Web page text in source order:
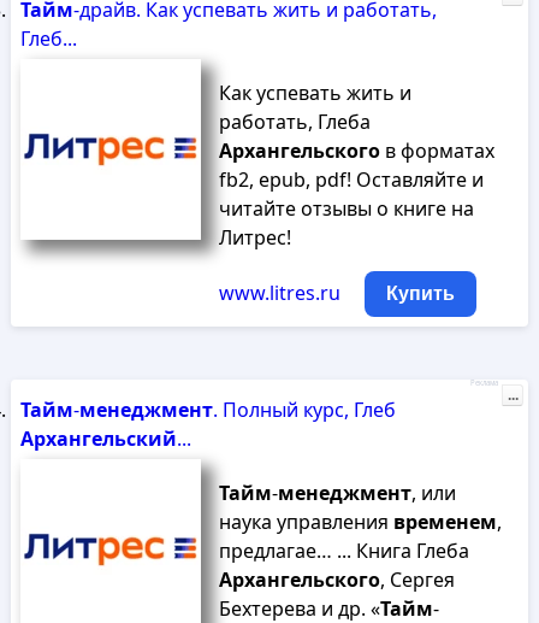
Тайм-драйв. Как успевать жить и работать,
Глеб...
Как успевать жить и
работать, Глеба
Архангельскогов форматах
fb2, epub, pdf! Оставляйте и
читайте отзывы о книге на
Литрес!
www.litres.ru Купить
Тайм-менеджмент. Полный курс, Глеб
Архангельский...
Тайм-менеджмент, или
наука управления временем,
предлагае… ... Книга Глеба
Архангельского, Сергея
Бехтерева и др. «Тайм-
Реклама
...